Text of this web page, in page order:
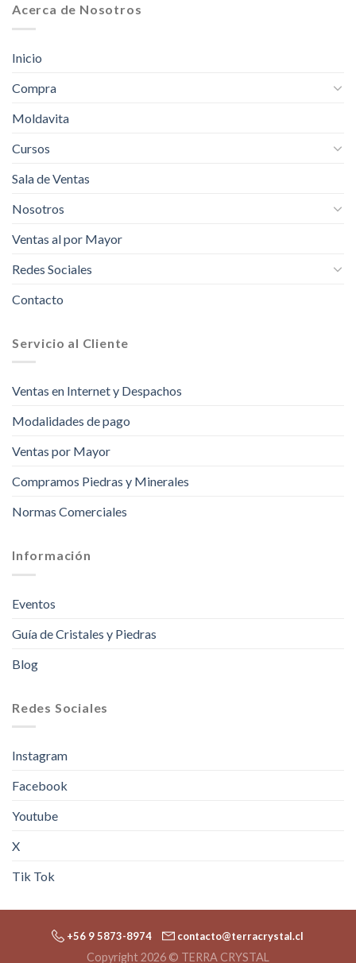
Acerca de Nosotros
Inicio
Compra
Moldavita
Cursos
Sala de Ventas
Nosotros
Ventas al por Mayor
Redes Sociales
Contacto
Servicio al Cliente
Ventas en Internet y Despachos
Modalidades de pago
Ventas por Mayor
Compramos Piedras y Minerales
Normas Comerciales
Información
Eventos
Guía de Cristales y Piedras
Blog
Redes Sociales
Instagram
Facebook
Youtube
X
Tik Tok
+56 9 5873-8974 contacto@terracrystal.cl
Copyright 2026 © TERRA CRYSTAL